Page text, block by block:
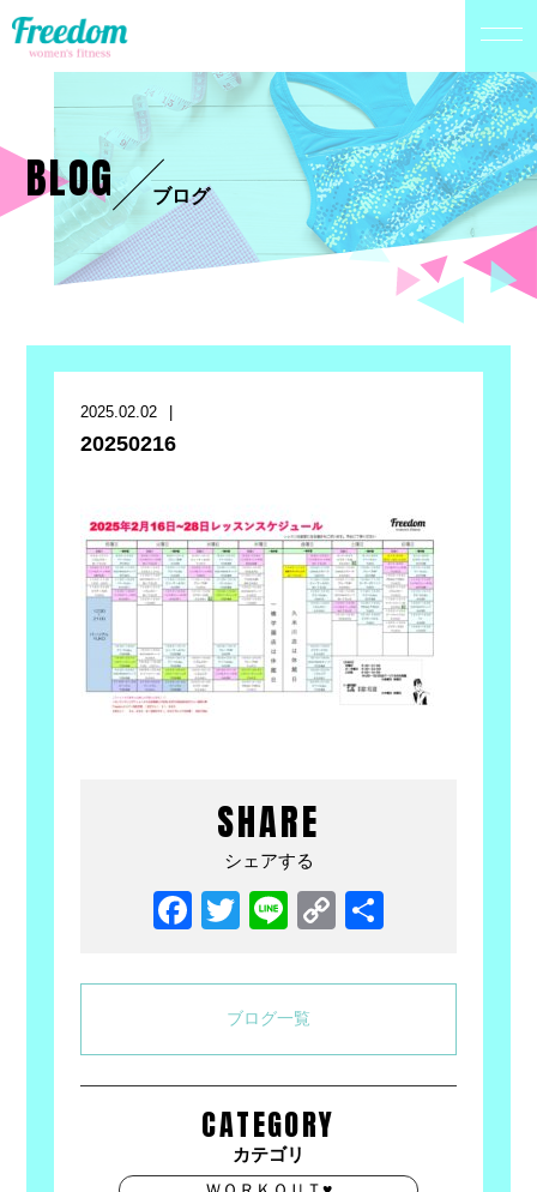
BLOG ブログ
2025.02.02
20250216
SHARE
シェアする
Facebook
Twitter
LineCopy
ブログ一覧
CATEGORY
カテゴリ